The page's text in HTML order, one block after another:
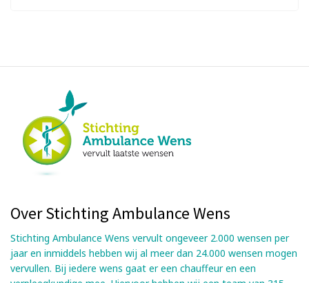
Over Stichting Ambulance Wens
Stichting Ambulance Wens vervult ongeveer 2.000 wensen per
jaar en inmiddels hebben wij al meer dan 24.000 wensen mogen
vervullen. Bij iedere wens gaat er een chauffeur en een